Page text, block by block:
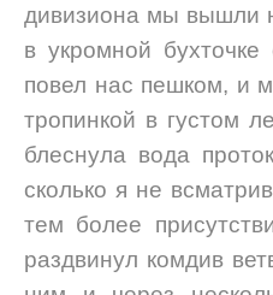
дивизиона мы вышли
в укромной
повел нас пешком, и
тропинкой в густом
блеснула вода
сколько я не
тем более
раздвинул комдив